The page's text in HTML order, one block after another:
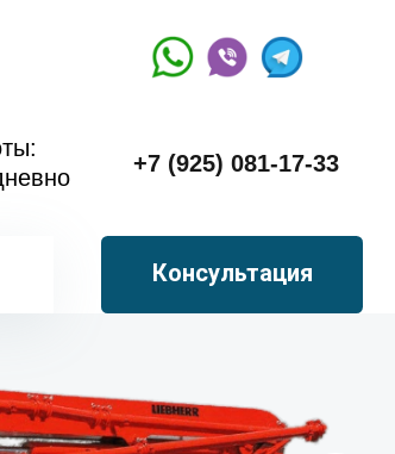
+7 (925) 081-17-33
Консультация